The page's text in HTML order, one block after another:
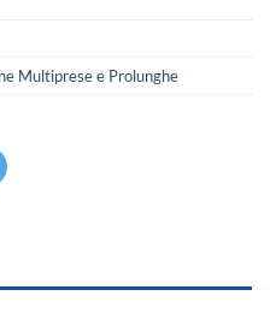
Multiprese e Prolunghe